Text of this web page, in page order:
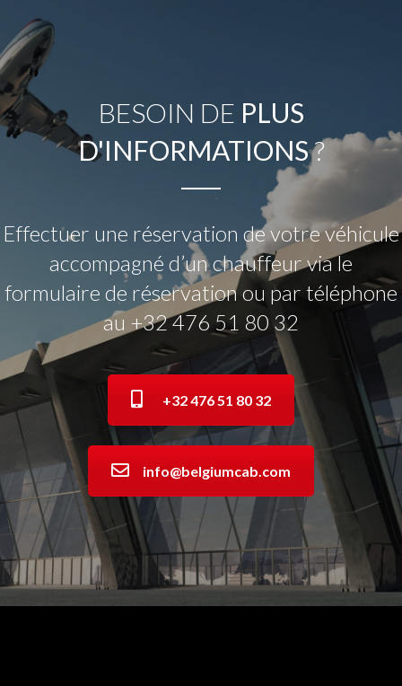
BESOIN DE PLUS
D'INFORMATIONS?
Effectuer une réservation de votre véhicule
accompagné d’un chauffeur via le
formulaire de réservation ou par téléphone
au +32 476 51 80 32
+32 476 51 80 32
info@belgiumcab.com